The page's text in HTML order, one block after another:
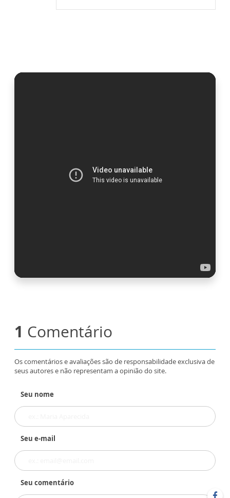
1 Comentário
Os comentários e avaliações são de responsabilidade exclusiva de
seus autores e não representam a opinião do site.
Seu nome
Seu e-mail
Seu comentário